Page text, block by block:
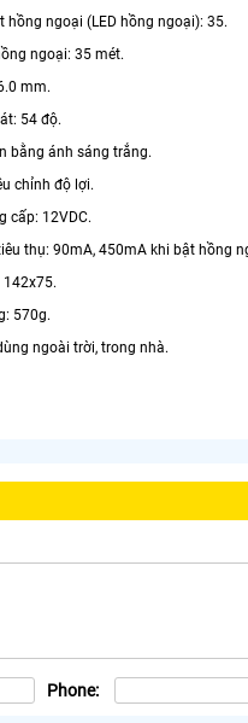
hồng ngoại (LED hồng ngoại): 35.
ngoại: 35 mét.
mm.
54 độ.
bằng ánh sáng trắng.
chỉnh độ lợi.
cấp: 12VDC.
thụ: 90mA, 450mA khi bật hồng
142x75.
570g.
ngoài trời, trong nhà.
Phone: